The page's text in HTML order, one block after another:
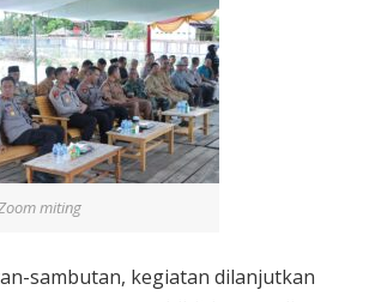
miting
sambutan, kegiatan dilanjutkan